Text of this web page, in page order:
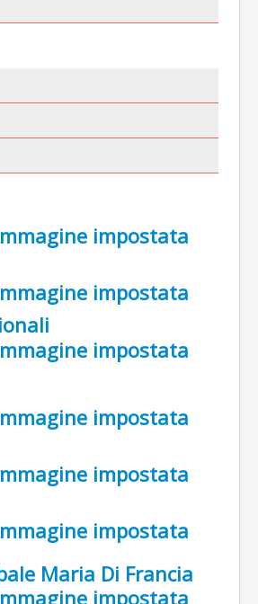
Maria Di Francia